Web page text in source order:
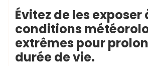
Évitez de les exposer
conditions
extrêmes pour
durée de vie.